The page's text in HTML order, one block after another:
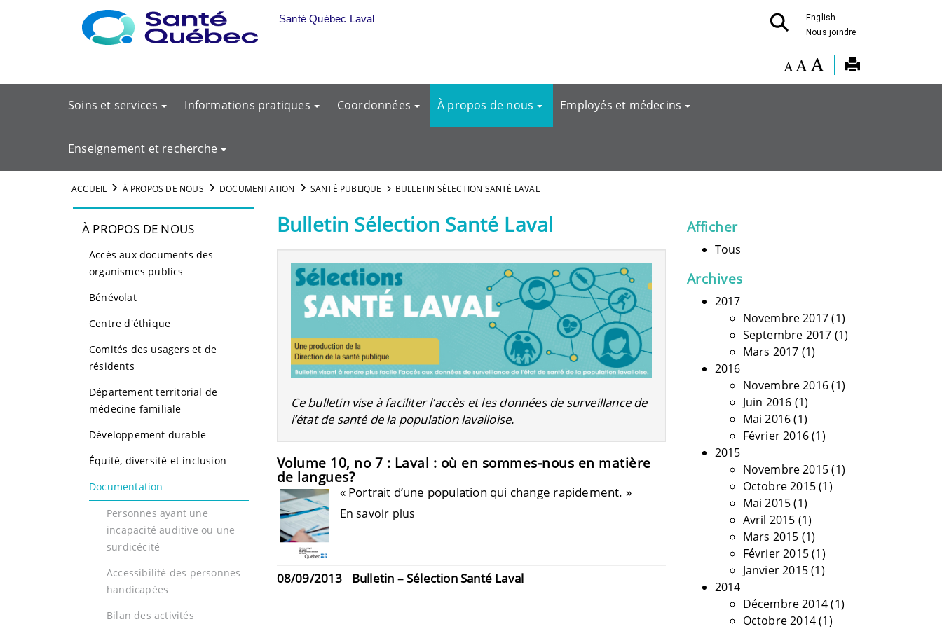
Aller au menu principal
English
Nous joindre
Santé Québec Laval
Soins et services Informations pratiques Coordonnées À propos de nous Employés et médecins
Enseignement et recherche
ACCUEIL À PROPOS DE NOUS DOCUMENTATION SANTÉ PUBLIQUE BULLETIN SÉLECTION SANTÉ LAVAL
À PROPOS DE NOUS
Accès aux documents des
organismes publics
Bénévolat
Centre d'éthique
Comités des usagers et de
résidents
Département territorial de
médecine familiale
Développement durable
Équité, diversité et inclusion
Documentation
Personnes ayant une
incapacité auditive ou une
surdicécité
Accessibilité des personnes
handicapées
Bilan des activités
Bulletin Sélection Santé Laval
Ce bulletin vise à faciliter l’accès et les données de surveillance de
l’état de santé de la population lavalloise.
Volume 10, no 7 : Laval : où en sommes-nous en matière
de langues?
« Portrait d’une population qui change rapidement. »
En savoir plus
08/09/2013 Bulletin – Sélection Santé Laval
Afficher
Tous
Archives
2017
Novembre 2017(1)
Septembre 2017 (1)
Mars 2017 (1)
2016
Novembre 2016(1)
Juin 2016 (1)
Mai 2016(1)
Février 2016(1)
2015
Novembre 2015(1)
Octobre 2015(1)
Mai 2015(1)
Avril 2015 (1)
Mars 2015 (1)
Février 2015(1)
Janvier 2015(1)
2014
Décembre 2014(1)
Octobre 2014(1)